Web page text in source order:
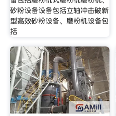
砂粉设备设备包括立轴冲击破新
型高效砂粉设备、磨粉机设备包
括